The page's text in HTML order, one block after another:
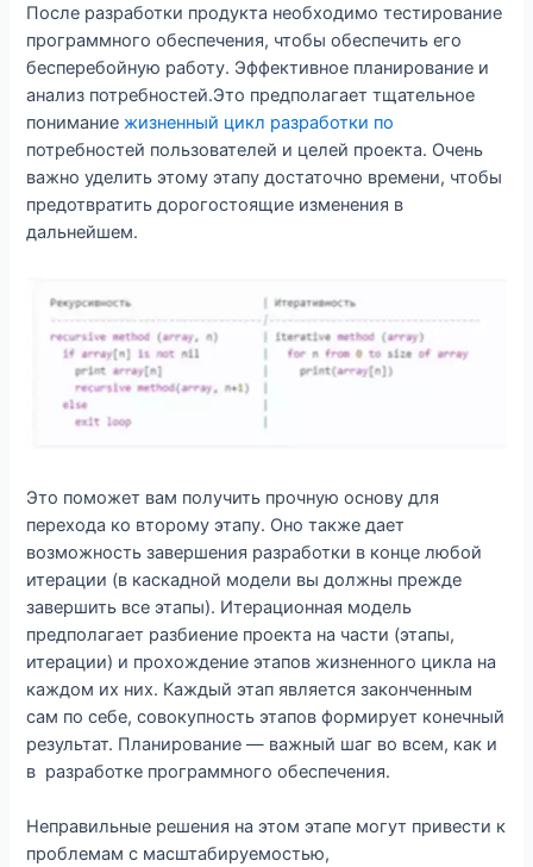
После разработки продукта необходимо тестирование
программного обеспечения, чтобы обеспечить его
бесперебойную работу. Эффективное планирование и
анализ потребностей.Это предполагает тщательное
пониманиежизненный цикл разработки по
потребностей пользователей и целей проекта. Очень
важно уделить этому этапу достаточно времени, чтобы
предотвратить дорогостоящие изменения в
дальнейшем.
Это поможет вам получить прочную основу для
перехода ко второму этапу. Оно также дает
возможность завершения разработки в конце любой
итерации (в каскадной модели вы должны прежде
завершить все этапы). Итерационная модель
предполагает разбиение проекта на части (этапы,
итерации) и прохождение этапов жизненного цикла на
каждом их них. Каждый этап является законченным
сам по себе, совокупность этапов формирует конечный
результат. Планирование — важный шаг во всем, как и
в разработке программного обеспечения.
Неправильные решения на этом этапе могут привести к
проблемам с масштабируемостью,